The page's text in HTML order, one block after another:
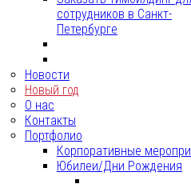
сотрудников в Санкт-
Петербурге
Новости
Новый год
О нас
Контакты
Портфолио
Корпоративные
Юбилеи/Дни Рождения